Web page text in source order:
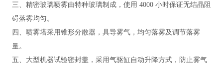
三、精密玻璃喷雾由特种玻璃制成，使用 4000 小时保证无结晶阻
碍落雾均匀。
四、喷雾塔采用锥形分散器，具导雾气，均匀落雾及调节落雾
量。
五、大型机器试验密封盖，采用气驱缸自动升降方式，防止雾气